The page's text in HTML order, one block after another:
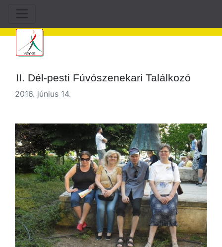
II. Dél-pesti Fúvószenekari Találkozó
2016. június 14.